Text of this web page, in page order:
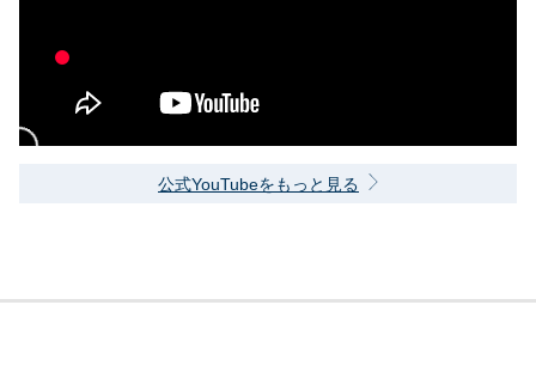
公式YouTubeをもっと見る